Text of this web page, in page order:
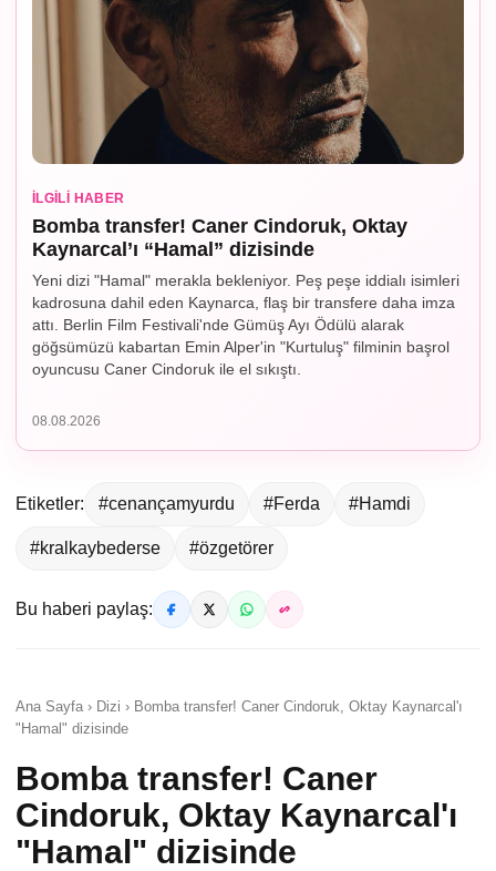
İLGILI HABER
Bomba transfer! Caner Cindoruk, Oktay
Kaynarcal’ı “Hamal” dizisinde
Yeni dizi "Hamal" merakla bekleniyor. Peş peşe iddialı isimleri
kadrosuna dahil eden Kaynarca, flaş bir transfere daha imza
attı. Berlin Film Festivali'nde Gümüş Ayı Ödülü alarak
göğsümüzü kabartan Emin Alper'in "Kurtuluş" filminin başrol
oyuncusu Caner Cindoruk ile el sıkıştı.
08.08.2026
Etiketler: #cenançamyurdu #Ferda #Hamdi
#kralkaybederse #özgetörer
Bu haberi paylaş:
Ana Sayfa › Dizi › Bomba transfer! Caner Cindoruk, Oktay Kaynarcal'ı
"Hamal" dizisinde
Bomba transfer! Caner
Cindoruk, Oktay Kaynarcal'ı
"Hamal" dizisinde